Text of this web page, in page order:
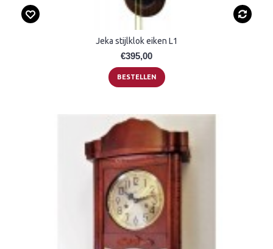
Jeka stijlklok eiken L1
€395,00
BESTELLEN